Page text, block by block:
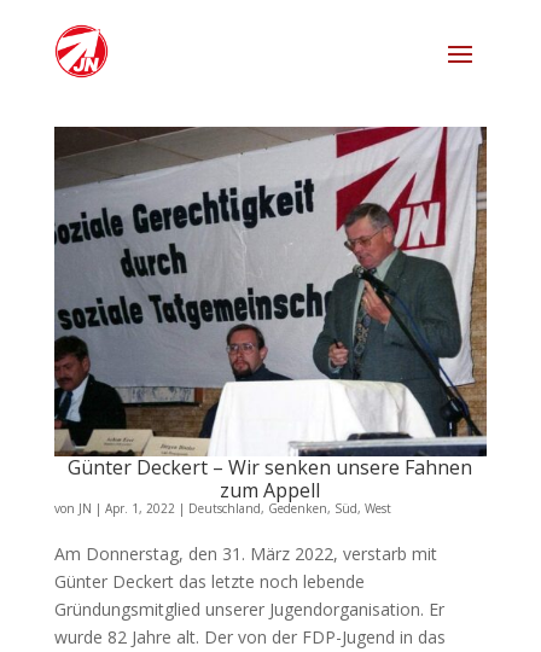
Günter Deckert – Wir senken unsere Fahnen
zum Appell
von JN | Apr. 1, 2022| Deutschland, Gedenken, Süd, West
Am Donnerstag, den 31. März 2022, verstarb mit
Günter Deckert das letzte noch lebende
Gründungsmitglied unserer Jugendorganisation. Er
wurde 82 Jahre alt. Der von der FDP-Jugend in das